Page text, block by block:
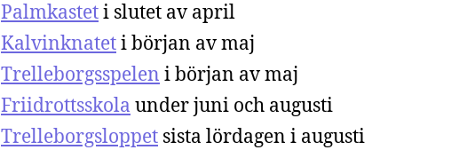
Palmkasteti slutet av april
Kalvinknateti början av maj
Trelleborgsspelen i början av maj
Friidrottsskola under juni och augusti
Trelleborgsloppet sista lördagen i augusti